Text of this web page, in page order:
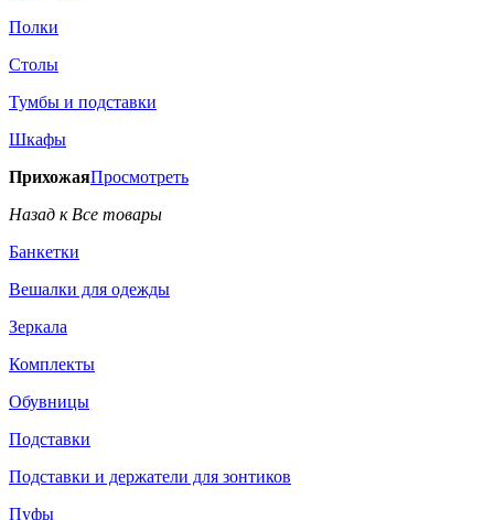
Полки
Столы
Тумбы и подставки
Шкафы
ПрихожаяПросмотреть
Назад к Все товары
Банкетки
Вешалки для одежды
Зеркала
Комплекты
Обувницы
Подставки
Подставки и держатели для зонтиков
Пуфы